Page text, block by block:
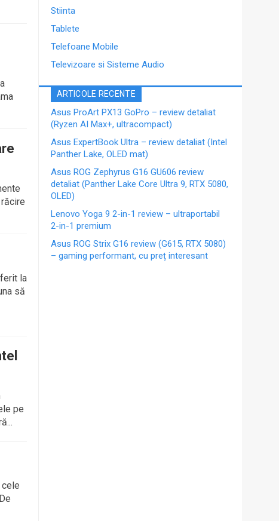
la
să
pe
Stiinta
Tablete
Telefoane Mobile
Televizoare si Sisteme Audio
ARTICOLE RECENTE
Asus ProArt PX13 GoPro – review detaliat
(Ryzen AI Max+, ultracompact)
Asus ExpertBook Ultra – review detaliat (Intel
Panther Lake, OLED mat)
Asus ROG Zephyrus G16 GU606 review
detaliat (Panther Lake Core Ultra 9, RTX 5080,
OLED)
Lenovo Yoga 9 2-in-1 review – ultraportabil
2-in-1 premium
Asus ROG Strix G16 review (G615, RTX 5080)
– gaming performant, cu preț interesant